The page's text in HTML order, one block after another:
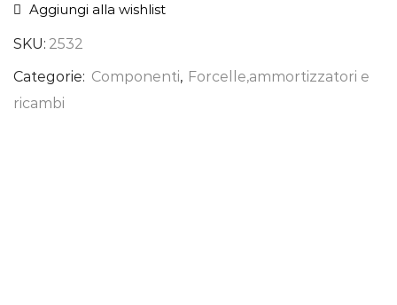
Aggiungi alla wishlist
SKU: 2532
Categorie: Componenti, Forcelle,ammortizzatori e
ricambi